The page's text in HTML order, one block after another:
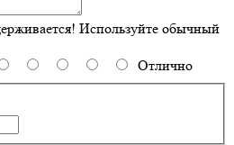
Используйте обычный
Отлично